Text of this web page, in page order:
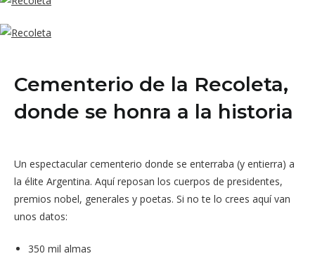
Cementerio de la Recoleta,
donde se honra a la historia
Un espectacular cementerio donde se enterraba (y entierra) a
la élite Argentina. Aquí reposan los cuerpos de presidentes,
premios nobel, generales y poetas. Si no te lo crees aquí van
unos datos:
350 mil almas